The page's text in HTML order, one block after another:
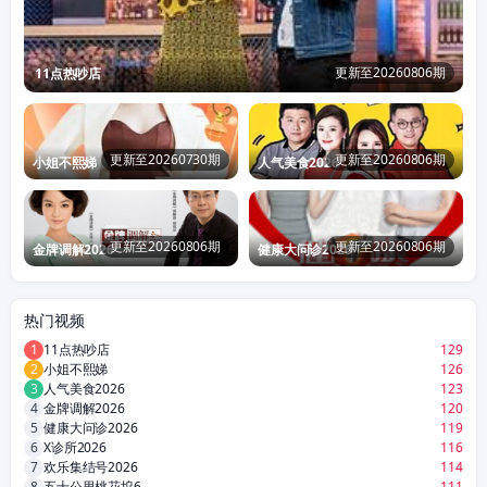
更新至20260806期
11点热吵店
更新至20260730期
小姐不熙娣 更新至20260806期
人气美食2026
更新至20260806期
金牌调解2026 更新至20260806期
健康大问诊2026
热门视频
1 11点热吵店
129
2 小姐不熙娣
126
3 人气美食2026
123
4 金牌调解2026
120
5 健康大问诊2026
119
6 X诊所2026
116
7 欢乐集结号2026
114